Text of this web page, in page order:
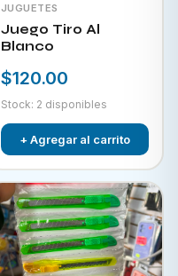
JUGUETES
Juego Tiro Al
Blanco
$120.00
Stock: 2 disponibles
+ Agregar al carrito